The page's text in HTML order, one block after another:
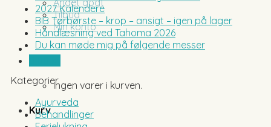
Andet godt
Tilbud
Min konto
Ingen varer i kurven.
Kurv
2027 Kalendere
BIB Tørbørste – krop – ansigt – igen på lager
Håndlæsning ved Tahoma 2026
Du kan møde mig på følgende messer
Kategorier
Ayurveda
Behandlinger